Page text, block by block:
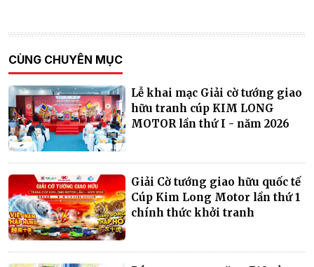
CÙNG CHUYÊN MỤC
Lễ khai mạc Giải cờ tướng giao
hữu tranh cúp KIM LONG
MOTOR lần thứ I - năm 2026
Giải Cờ tướng giao hữu quốc tế
Cúp Kim Long Motor lần thứ 1
chính thức khởi tranh